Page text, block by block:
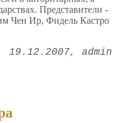
Представители -
Чен Ир, Фидель Кастро
19.12.2007 admin